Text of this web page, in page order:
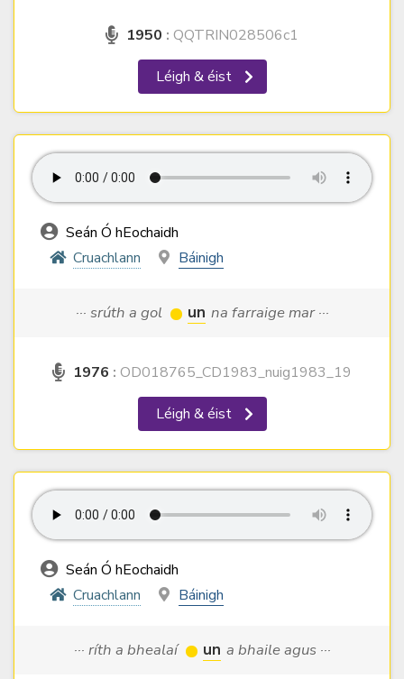
1950 : QQTRIN028506c1
Léigh & éist
Seán Ó hEochaidh
Cruachlann
Báinigh
··· srúth a gol un na farraige mar ···
1976 : OD018765_CD1983_nuig1983_19
Léigh & éist
Seán Ó hEochaidh
Cruachlann
Báinigh
··· ríth a bhealaí un a bhaile agus ···